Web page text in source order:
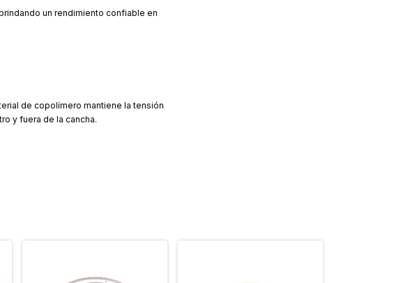
un rendimiento confiable en
de copolímero mantiene la tensión
y fuera de la cancha.